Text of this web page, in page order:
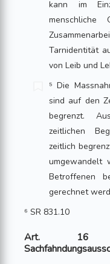
kann im
menschliche
Tarnidentität
von Leib und
⁵ Die
sind auf den
begrenzt.
zeitlichen
zeitlich
umgewandelt
Betroffenen
gerechnet
⁶ SR 831.10
Art. 16